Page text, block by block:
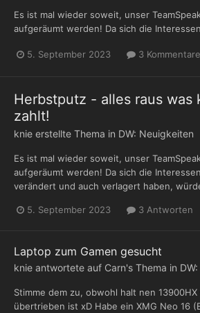
Es ist mal wieder soweit, unser
aufgeräumt werden! Da sich die
5. September 2023 3 Kommentare
Herbstputz - alles raus was
zahlt!
knie erstellte Thema in DW: Neuigkeiten
Es ist mal wieder soweit, unser
aufgeräumt werden! Da sich die
verändert und auch verlagert haben,
5. September 2023 3 Antworten
Laptop zum Gamen gesucht
knie antwortete auf Carn's Thema in
Stimme dem zu, obwohl halt nen
übertrieben ist xD Habe ein XMG Neo 16